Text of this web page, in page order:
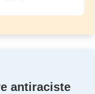
antiraciste